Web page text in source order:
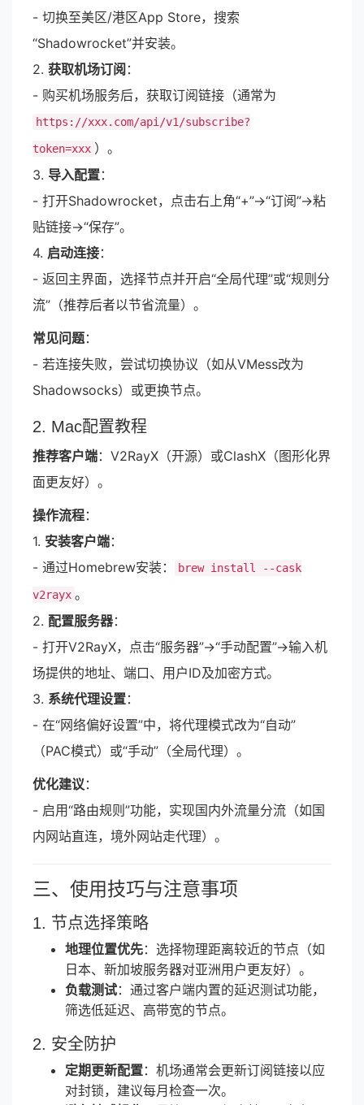
- 切换至美区/港区App Store，搜索
“Shadowrocket”并安装。
2. 获取机场订阅 ：
- 购买机场服务后，获取订阅链接（通常为
https://xxx.com/api/v1/subscribe?
token=xxx ）。
3. 导入配置：
- 打开Shadowrocket，点击右上角“+”→“订阅”→粘
贴链接→“保存”。
4. 启动连接：
- 返回主界面，选择节点并开启“全局代理”或“规则分
流”（推荐后者以节省流量）。
常见问题：
- 若连接失败，尝试切换协议（如从VMess改为
Shadowsocks）或更换节点。
2. Mac配置教程
推荐客户端：V2RayX（开源）或ClashX（图形化界
面更友好）。
操作流程：
1. 安装客户端：
- 通过Homebrew安装：
brew install --cask
v2rayx 。
2. 配置服务器：
- 打开V2RayX，点击“服务器”→“手动配置”→输入机
场提供的地址、端口、用户ID及加密方式。
3. 系统代理设置：
- 在“网络偏好设置”中，将代理模式改为“自动”
（PAC模式）或“手动”（全局代理）。
优化建议：
- 启用“路由规则”功能，实现国内外流量分流（如国
内网站直连，境外网站走代理）。
三、使用技巧与注意事项
1. 节点选择策略
地理位置优先：选择物理距离较近的节点（如
日本、新加坡服务器对亚洲用户更友好）。
负载测试：通过客户端内置的延迟测试功能，
筛选低延迟、高带宽的节点。
2. 安全防护
定期更新配置：机场通常会更新订阅链接以应
对封锁，建议每月检查一次。